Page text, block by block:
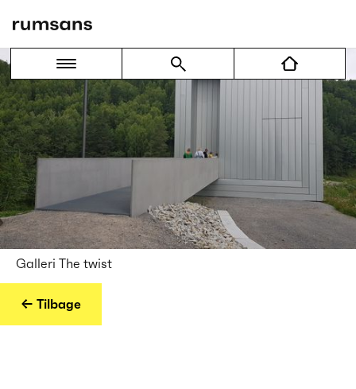
Galleri The twist
← Tilbage